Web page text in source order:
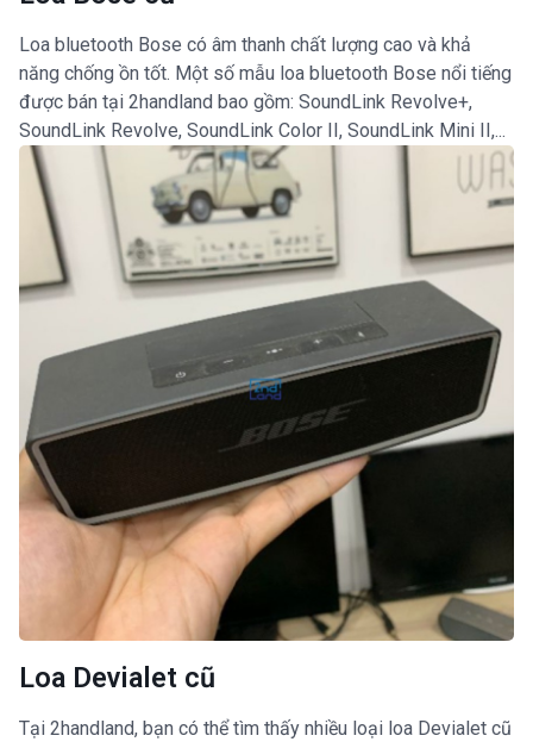
Loa bluetooth Bose có âm thanh chất lượng cao và khả
năng chống ồn tốt. Một số mẫu loa bluetooth Bose nổi tiếng
được bán tại 2handland bao gồm: SoundLink Revolve+,
SoundLink Revolve, SoundLink Color II, SoundLink Mini II,...
Loa Devialet cũ
Tại 2handland, bạn có thể tìm thấy nhiều loại loa Devialet cũ